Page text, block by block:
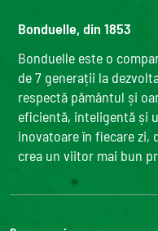
Bonduelle, din 1853
Bonduelle este o
de 7 generații la
respectă pământul și
eficientă, inteligentă și
inovatoare în fiecare zi,
crea un viitor mai bun